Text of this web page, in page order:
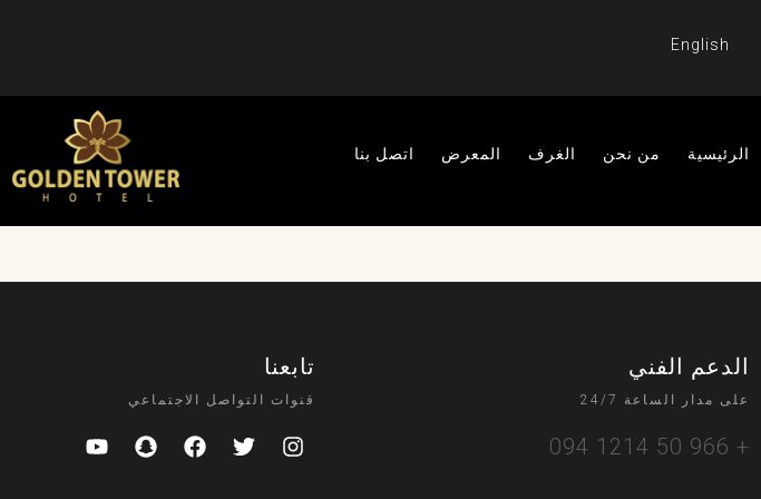
English
الرئيسية من نحن الغرف المعرض اتصل بنا
الدعم الفني
على مدار الساعة 24/7
+ 966 50 1214 094
تابعنا
قنوات التواصل الاجتماعي